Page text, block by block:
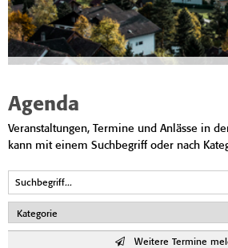
Agenda
Veranstaltungen, Termine und Anlässe in
kann mit einem Suchbegriff oder nach
Weitere Termine